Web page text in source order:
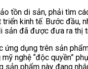
tồn di sản, phải tìm
kinh tế. Bước đầu,
sản đã được đưa ra thị
ứng dụng trên sản
nghệ “độc quyền”
sản phẩm này đang